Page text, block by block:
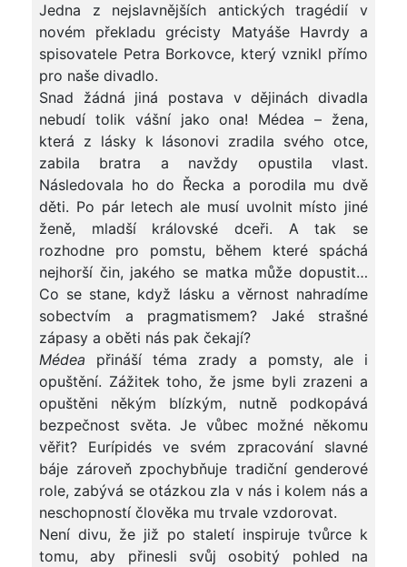
Jedna z nejslavnějších antických tragédií v
novém překladu grécisty Matyáše Havrdy a
spisovatele Petra Borkovce, který vznikl přímo
pro naše divadlo.
Snad žádná jiná postava v dějinách divadla
nebudí tolik vášní jako ona! Médea – žena,
která z lásky k Iásonovi zradila svého otce,
zabila bratra a navždy opustila vlast.
Následovala ho do Řecka a porodila mu dvě
děti. Po pár letech ale musí uvolnit místo jiné
ženě, mladší královské dceři. A tak se
rozhodne pro pomstu, během které spáchá
nejhorší čin, jakého se matka může dopustit…
Co se stane, když lásku a věrnost nahradíme
sobectvím a pragmatismem? Jaké strašné
zápasy a oběti nás pak čekají?
Médea přináší téma zrady a pomsty, ale i
opuštění. Zážitek toho, že jsme byli zrazeni a
opuštěni někým blízkým, nutně podkopává
bezpečnost světa. Je vůbec možné někomu
věřit? Eurípidés ve svém zpracování slavné
báje zároveň zpochybňuje tradiční genderové
role, zabývá se otázkou zla v nás i kolem nás a
neschopností člověka mu trvale vzdorovat.
Není divu, že již po staletí inspiruje tvůrce k
tomu, aby přinesli svůj osobitý pohled na